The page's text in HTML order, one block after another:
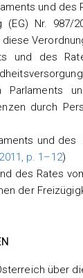
und
Nr. 987/
und des
durch
und
p. 1–12)
des Rates
der
über